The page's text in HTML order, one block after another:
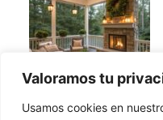
Valoramos tu
Usamos cookies en
Ideas de chimeneas